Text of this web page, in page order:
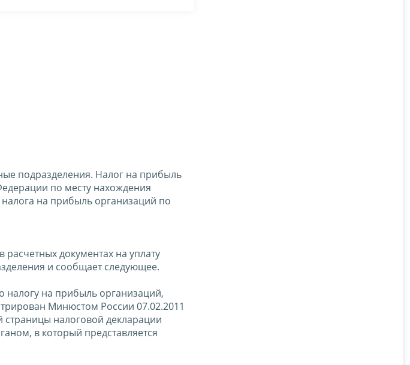
подразделения. Налог на прибыль
по месту нахождения
на прибыль организаций по
документах на уплату
и сообщает следующее.
налогу на прибыль организаций,
Минюстом России 07.02.2011
страницы налоговой декларации
в который представляется